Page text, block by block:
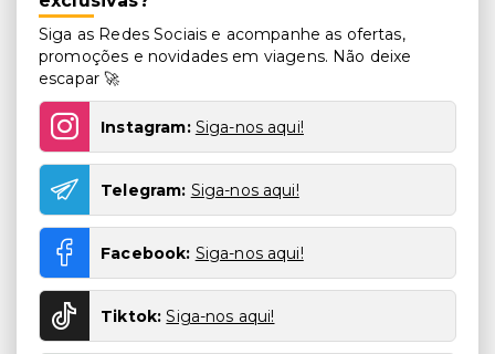
Siga as Redes Sociais e acompanhe as ofertas,
promoções e novidades em viagens. Não deixe
escapar 🚀
Instagram: Siga-nos aqui!
Telegram: Siga-nos aqui!
Facebook: Siga-nos aqui!
Tiktok: Siga-nos aqui!